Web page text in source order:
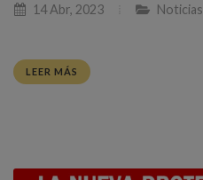
14 Abr, 2023 Noticias
LEER MÁS